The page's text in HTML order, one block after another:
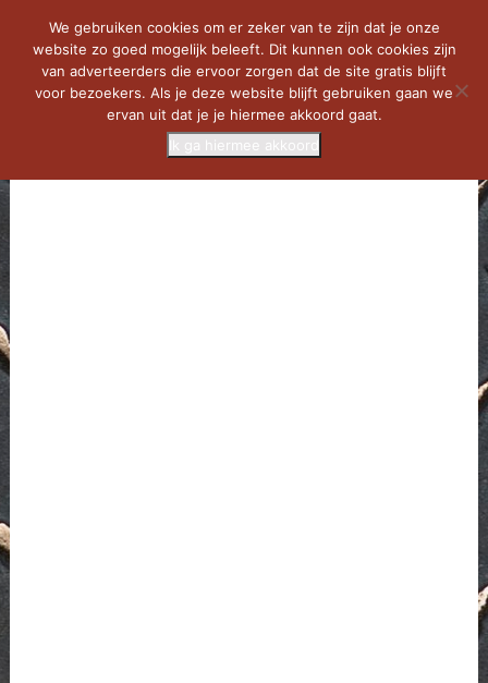
We gebruiken cookies om er zeker van te zijn dat je onze
website zo goed mogelijk beleeft. Dit kunnen ook cookies zijn
van adverteerders die ervoor zorgen dat de site gratis blijft
voor bezoekers. Als je deze website blijft gebruiken gaan we
ervan uit dat je je hiermee akkoord gaat.
Ik ga hiermee akkoord